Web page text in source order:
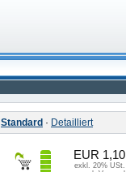
Standard · Detailliert
EUR 1,10
exkl. 20% USt.